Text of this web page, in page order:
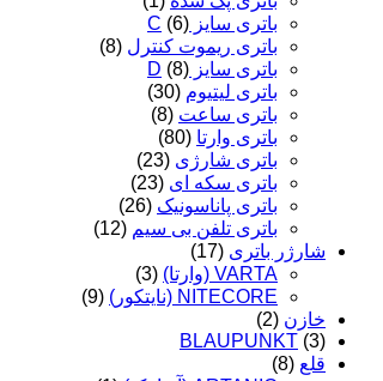
باتری سایز C (6)
باتری ریموت کنترل (8)
باتری سایز D (8)
باتری لیتیوم (30)
باتری ساعت (8)
باتری وارتا (80)
باتری شارژی (23)
باتری سکه ای (23)
باتری پاناسونیک (26)
باتری تلفن بی سیم (12)
شارژر باتری (17)
VARTA (وارتا)
(3)
NITECORE (نایتکور)
(9)
خازن (2)
BLAUPUNKT (3)
قلع (8)